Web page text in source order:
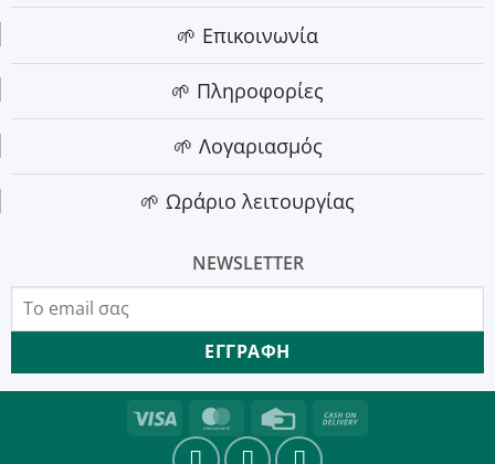
🌱 Επικοινωνία
🌱 Πληροφορίες
🌱 Λογαριασμός
🌱 Ωράριο λειτουργίας
NEWSLETTER
Visa MasterCard
Credit
Card